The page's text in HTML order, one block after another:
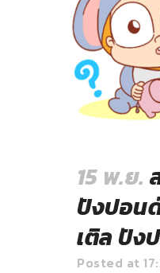
15 พ.ย.
ปังปอน
เติล ปัง
Posted at